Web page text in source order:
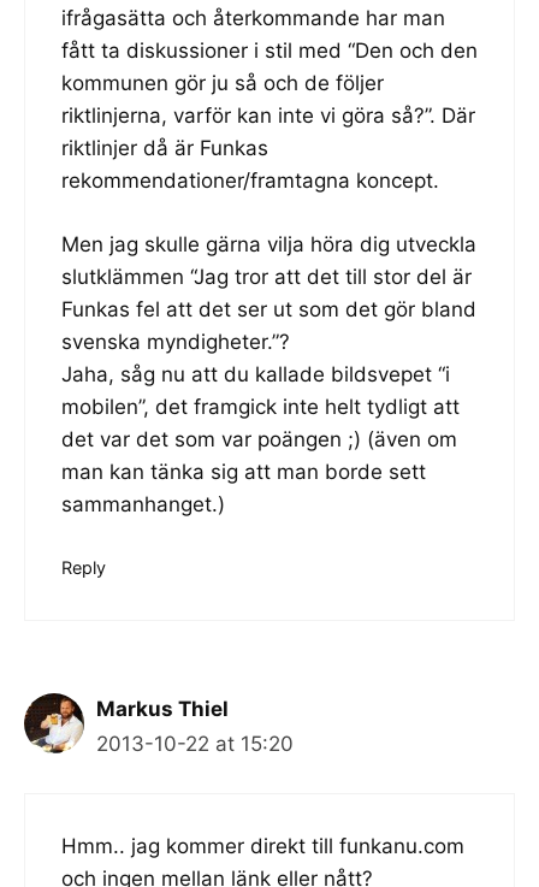
ifrågasätta och återkommande har man
fått ta diskussioner i stil med “Den och den
kommunen gör ju så och de följer
riktlinjerna, varför kan inte vi göra så?”. Där
riktlinjer då är Funkas
rekommendationer/framtagna koncept.
Men jag skulle gärna vilja höra dig utveckla
slutklämmen “Jag tror att det till stor del är
Funkas fel att det ser ut som det gör bland
svenska myndigheter.”?
Jaha, såg nu att du kallade bildsvepet “i
mobilen”, det framgick inte helt tydligt att
det var det som var poängen ;) (även om
man kan tänka sig att man borde sett
sammanhanget.)
Reply
Markus Thiel
2013-10-22 at 15:20
Hmm.. jag kommer direkt till funkanu.com
och ingen mellan länk eller nått?